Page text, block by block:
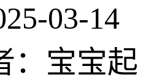
03-14
：宝宝起